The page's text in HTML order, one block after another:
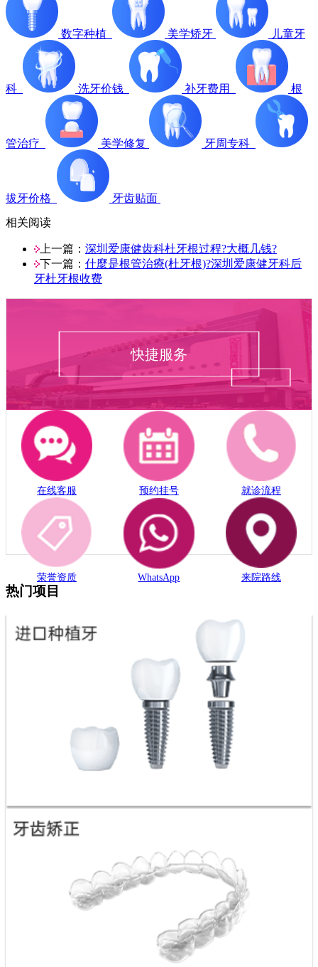
数字种植 美学矫牙 儿童牙
科 洗牙价钱 补牙费用 根
管治疗 美学修复 牙周专科
拔牙价格
牙齿贴面
相关阅读
上一篇： 深圳爱康健齿科杜牙根过程?大概几钱?
下一篇： 什麼是根管治療(杜牙根)?深圳爱康健牙科后
牙杜牙根收费
快捷服务
在线客服 预约挂号 就诊流程
荣誉资质 WhatsApp 来院路线
热门项目